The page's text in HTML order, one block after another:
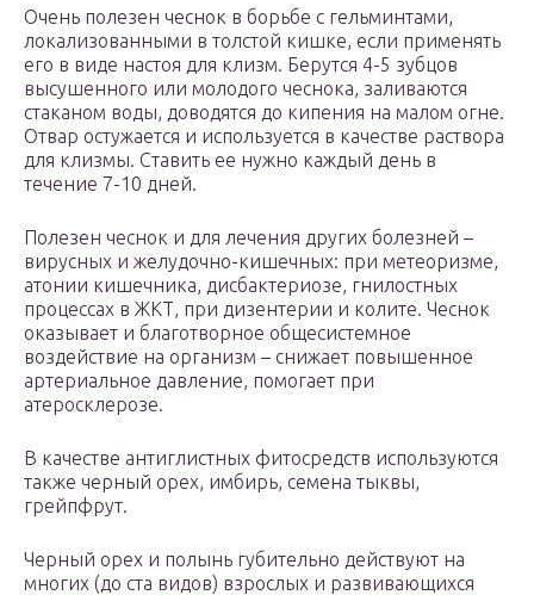
Очень полезен чеснок в борьбе с гельминтами,
локализованными в толстой кишке, если применять
его в виде настоя для клизм. Берутся 4-5 зубцов
высушенного или молодого чеснока, заливаются
стаканом воды, доводятся до кипения на малом огне.
Отвар остужается и используется в качестве раствора
для клизмы. Ставить ее нужно каждый день в
течение 7-10 дней.
Полезен чеснок и для лечения других болезней –
вирусных и желудочно-кишечных: при метеоризме,
атонии кишечника, дисбактериозе, гнилостных
процессах в ЖКТ, при дизентерии и колите. Чеснок
оказывает и благотворное общесистемное
воздействие на организм – снижает повышенное
артериальное давление, помогает при
атеросклерозе.
В качестве антиглистных фитосредств используются
также черный орех, имбирь, семена тыквы,
грейпфрут.
Черный орех и полынь губительно действуют на
многих (до ста видов) взрослых и развивающихся